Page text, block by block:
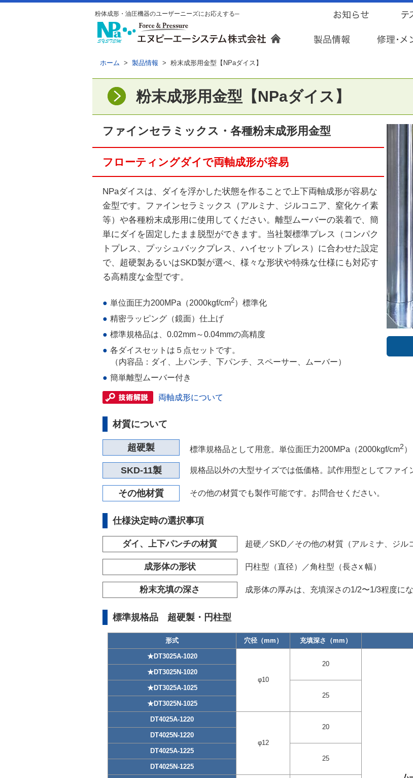
粉体成形・油圧機器のユーザーニーズにお応えする─
ホーム > 製品情報 > 粉末成形用金型【NPaダイス】
粉末成形用金型【NPaダイス】
ファインセラミックス・各種粉末成形用金型
フローティングダイで両軸成形が容易
NPaダイスは、ダイを浮かした状態を作ることで上下両軸成形が容易な
金型です。ファインセラミックス（アルミナ、ジルコニア、窒化ケイ素
等）や各種粉末成形用に使用してください。離型ムーバーの装着で、簡
単にダイを固定したまま脱型ができます。当社製標準プレス（コンパク
トプレス、プッシュバックプレス、ハイセットプレス）に合わせた設定
で、超硬製あるいはSKD製が選べ、様々な形状や特殊な仕様にも対応す
る高精度な金型です。
● 単位面圧力200MPa（2000kgf/cm2）標準化
● 精密ラッピング（鏡面）仕上げ
● 標準規格品は、0.02mm～0.04mmの高精度
● 各ダイスセットは５点セットです。
（内容品：ダイ、上パンチ、下パンチ、スペーサー、ムーバー）
● 簡単離型ムーバー付き
両軸成形について
材質について
超硬製 標準規格品として用意。単位面圧力200MPa（2000kgf/cm2 ）
SKD-11製 規格品以外の大型サイズでは低価格。試作用型としてファイ
その他材質 その他の材質でも製作可能です。お問合せください。
仕様決定時の選択事項
ダイ、上下パンチの材質 超硬／SKD／その他の材質（アルミナ、ジル
成形体の形状 円柱型（直径）／角柱型（長さx 幅）
粉末充填の深さ 成形体の厚みは、充填深さの1/2〜1/3程度に
標準規格品 超硬製・円柱型
形式 穴径（mm） 充填深さ（mm）
★DT3025A-1020
φ10
20
★DT3025N-1020
★DT3025A-1025
25
★DT3025N-1025
DT4025A-1220
φ12
20
DT4025N-1220
DT4025A-1225
25
DT4025N-1225